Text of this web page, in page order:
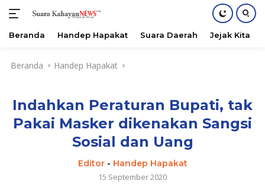
Beranda Handep Hapakat Suara Daerah Jejak Kita
Beranda Handep Hapakat
Indahkan Peraturan Bupati, tak
Pakai Masker dikenakan Sangsi
Sosial dan Uang
Editor- Handep Hapakat
15 September 2020